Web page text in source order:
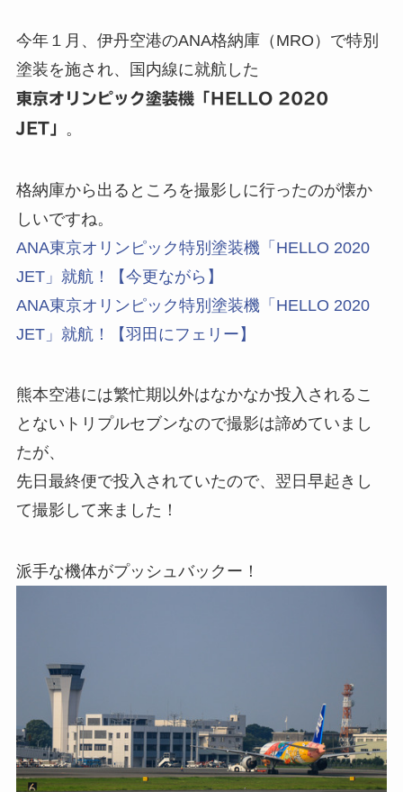
今年１月、伊丹空港のANA格納庫（MRO）で特別
塗装を施され、国内線に就航した
東京オリンピック塗装機「HELLO 2020
JET」
。
格納庫から出るところを撮影しに行ったのが懐か
しいですね。
ANA東京オリンピック特別塗装機「HELLO 2020
JET」就航！【今更ながら】
ANA東京オリンピック特別塗装機「HELLO 2020
JET」就航！【羽田にフェリー】
熊本空港には繁忙期以外はなかなか投入されるこ
とないトリプルセブンなので撮影は諦めていまし
たが、
先日最終便で投入されていたので、翌日早起きし
て撮影して来ました！
派手な機体がプッシュバックー！